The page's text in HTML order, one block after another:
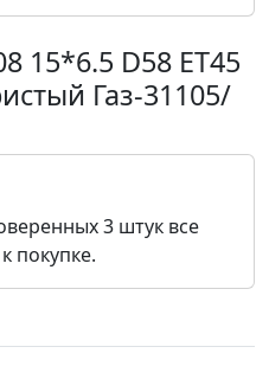
15*6.5 D58 ET45
Газ-31105/
3 штук все
покупке.